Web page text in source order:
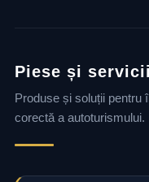
Piese și
Produse și soluții pentru
corectă a autoturismului.